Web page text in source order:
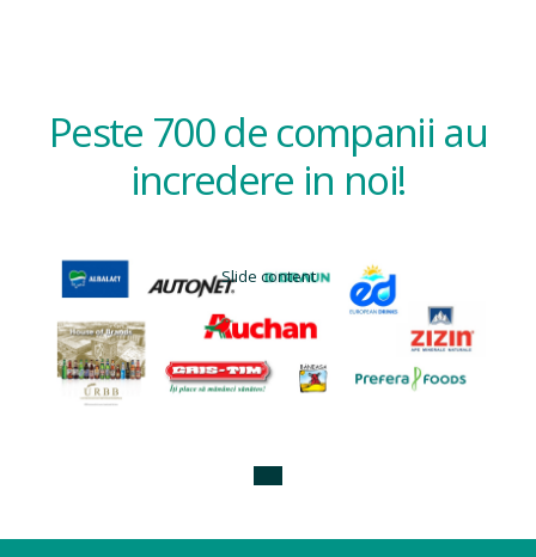
Peste 700 de companii au
incredere in noi!
Slide content